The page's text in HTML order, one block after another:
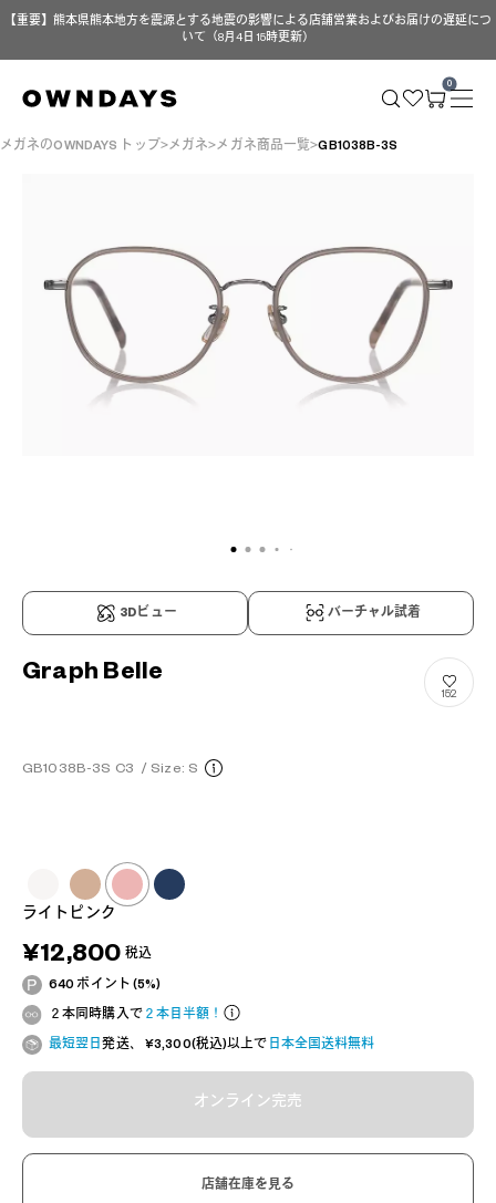
【重要】熊本県熊本地方を震源とする地震の影響による店舗営業およびお届けの遅延につ
いて（8月4日 15時更新）
0
メガネのOWNDAYS トップ メガネ メガネ商品一覧 GB1038B-3S
3Dビュー バーチャル試着
Graph Belle
GB1038B-3S C3 / Size: S
152
ライトピンク
¥12,800 税込
640 ポイント (5%)
２本同時購入で２本目半額！
最短翌日発送、 ¥3,300(税込)以上で 日本全国送料無料
オンライン完売
店舗在庫を見る